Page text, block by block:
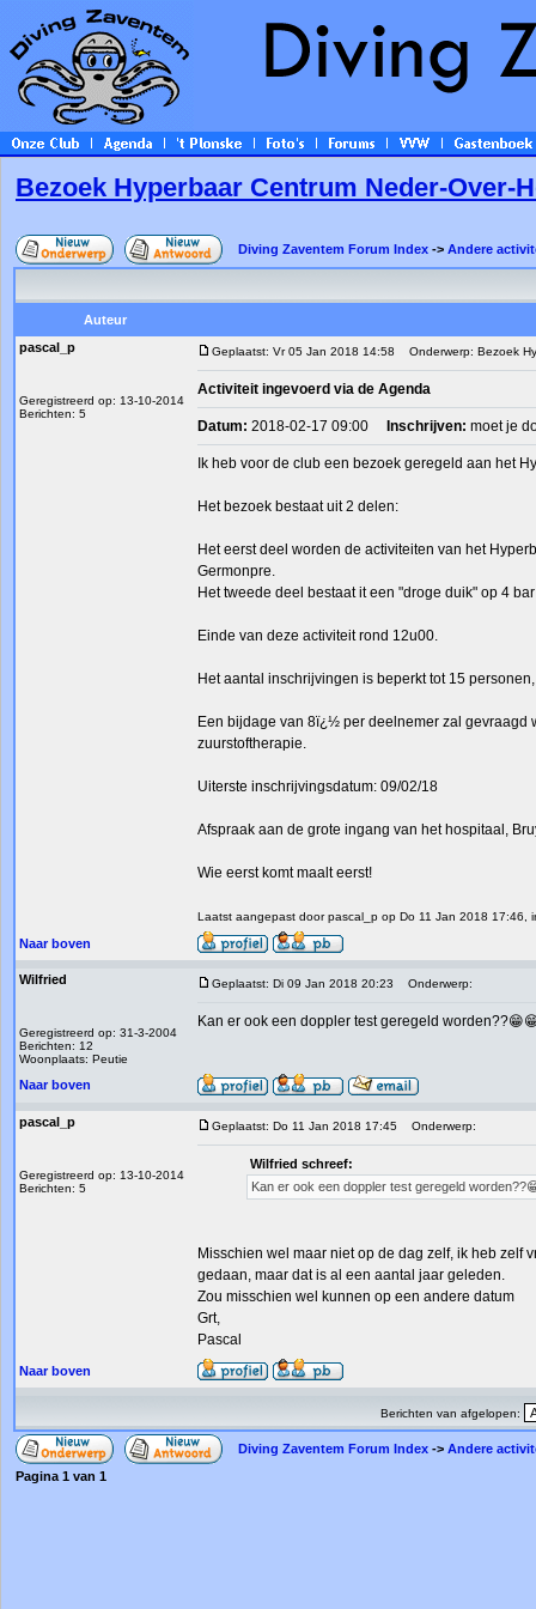
Bezoek Hyperbaar Centrum Neder-Over-
Diving Zaventem Forum Index -> Andere
Auteur
pascal_p
Geregistreerd op: 13-10-2014
Berichten: 5
Geplaatst: Vr 05 Jan 2018 14:58 Onderwerp: Bezoek
Activiteit ingevoerd via de Agenda
Datum: 2018-02-17 09:00 Inschrijven: moet je
Ik heb voor de club een bezoek geregeld aan het
Het bezoek bestaat uit 2 delen:
Het eerst deel worden de activiteiten van het
Germonpre.
Het tweede deel bestaat it een "droge duik" op 4
Einde van deze activiteit rond 12u00.
Het aantal inschrijvingen is beperkt tot 15
Een bijdage van 8ï¿½ per deelnemer zal gevraagd
zuurstoftherapie.
Uiterste inschrijvingsdatum: 09/02/18
Afspraak aan de grote ingang van het hospitaal,
Wie eerst komt maalt eerst!
Laatst aangepast door pascal_p op Do 11 Jan 2018 17:46,
Naar boven
Wilfried
Geregistreerd op: 31-3-2004
Berichten: 12
Woonplaats: Peutie
Geplaatst: Di 09 Jan 2018 20:23 Onderwerp:
Kan er ook een doppler test geregeld
Naar boven
pascal_p
Geregistreerd op: 13-10-2014
Berichten: 5
Geplaatst: Do 11 Jan 2018 17:45 Onderwerp:
Wilfried schreef:
Kan er ook een doppler test geregeld
Misschien wel maar niet op de dag zelf, ik heb zelf
gedaan, maar dat is al een aantal jaar geleden.
Zou misschien wel kunnen op een andere datum
Grt,
Pascal
Naar boven
Berichten van afgelopen:
Diving Zaventem Forum Index -> Andere
Pagina 1 van 1